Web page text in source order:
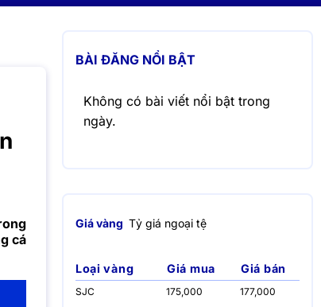
cá
BÀI ĐĂNG NỔI BẬT
Không có bài viết nổi bật trong
ngày.
Giá vàng Tỷ giá ngoại tệ
Loại vàng Giá mua Giá bán
SJC 175,000
177,000